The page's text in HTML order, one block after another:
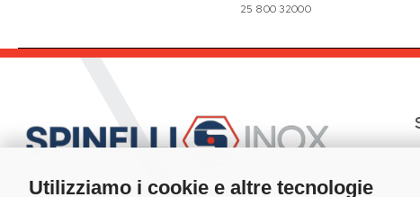
Utilizziamo i cookie e altre tecnologie
25 80032000
Hai bisogno di contattarci?